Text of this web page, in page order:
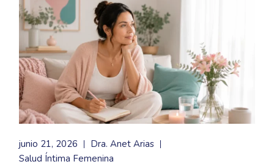
junio 21, 2026
Dra. Anet Arias
Salud Íntima Femenina